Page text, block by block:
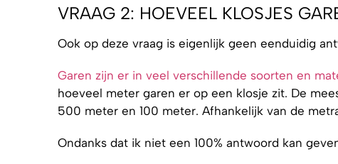
VRAAG 2: HOEVEEL KLOSJES
Ook op deze vraag is eigenlijk geen eenduidig
Garen zijn er in veel verschillende soorten en
hoeveel meter garen er op een klosje zit. De
500 meter en 100 meter. Afhankelijk van de
Ondanks dat ik niet een 100% antwoord kan